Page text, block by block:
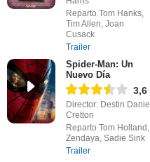
Reparto Tom Hanks,
Tim Allen, Joan
Cusack
Trailer
Spider-Man: Un
Nuevo Día
3,6
Director: Destin Daniel
Cretton
Reparto Tom Holland,
Zendaya, Sadie Sink
Trailer